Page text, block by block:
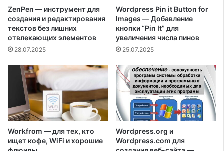
ZenPen — инструмент для
создания и редактирования
текстов без лишних
отвлекающих элементов
28.07.2025
Wordpress Pin it Button for
Images — Добавление
кнопки “Pin It” для
увеличения числа пинов
25.07.2025
Workfrom — для тех, кто
ищет кофе, WiFi и хорошие
Wordpress.org и
Wordpress.com для